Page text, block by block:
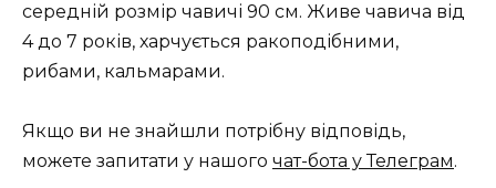
середній розмір чавичі 90 см. Живе чавича від
4 до 7 років, харчується ракоподібними,
рибами, кальмарами.
Якщо ви не знайшли потрібну відповідь,
можете запитати у нашого чат-бота у Телеграм.